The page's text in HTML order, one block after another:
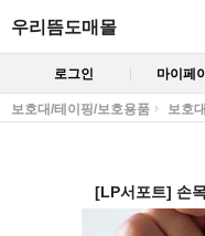
우리뜸도매몰
로그인 마이페
보호대/테이핑/보호용품 보호대
[LP서포트] 손